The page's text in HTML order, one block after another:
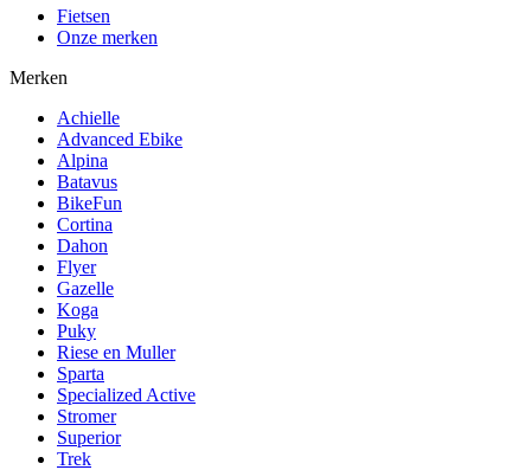
Fietsen
Onze merken
Merken
Achielle
Advanced Ebike
Alpina
Batavus
BikeFun
Cortina
Dahon
Flyer
Gazelle
Koga
Puky
Riese en Muller
Sparta
Specialized Active
Stromer
Superior
Trek